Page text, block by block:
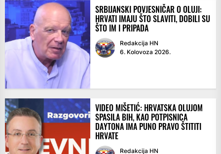
SRBIJANSKI POVJESNIČAR O OLUJI:
HRVATI IMAJU ŠTO SLAVITI, DOBILI SU
ŠTO IM I PRIPADA
Redakcija HN
6. Kolovoza 2026.
VIDEO MIŠETIĆ: HRVATSKA OLUJOM
SPASILA BIH, KAO POTPISNICA
DAYTONA IMA PUNO PRAVO ŠTITITI
HRVATE
Redakcija HN